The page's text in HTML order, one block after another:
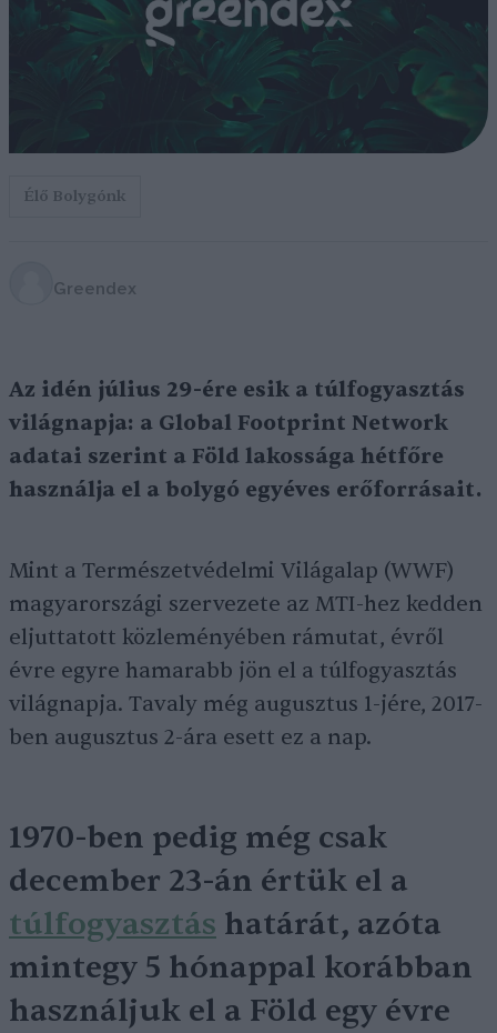
Élő Bolygónk
Greendex
Az idén július 29-ére esik a túlfogyasztás
világnapja: a Global Footprint Network
adatai szerint a Föld lakossága hétfőre
használja el a bolygó egyéves erőforrásait.
Mint a Természetvédelmi Világalap (WWF)
magyarországi szervezete az MTI-hez kedden
eljuttatott közleményében rámutat, évről
évre egyre hamarabb jön el a túlfogyasztás
világnapja. Tavaly még augusztus 1-jére, 2017-
ben augusztus 2-ára esett ez a nap.
1970-ben pedig még csak
december 23-án értük el a
túlfogyasztás határát, azóta
mintegy 5 hónappal korábban
használjuk el a Föld egy évre